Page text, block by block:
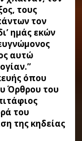
τους
τον
ημάς εκών
αυτώ
όπου
Όρθρου του
του
της κηδείας